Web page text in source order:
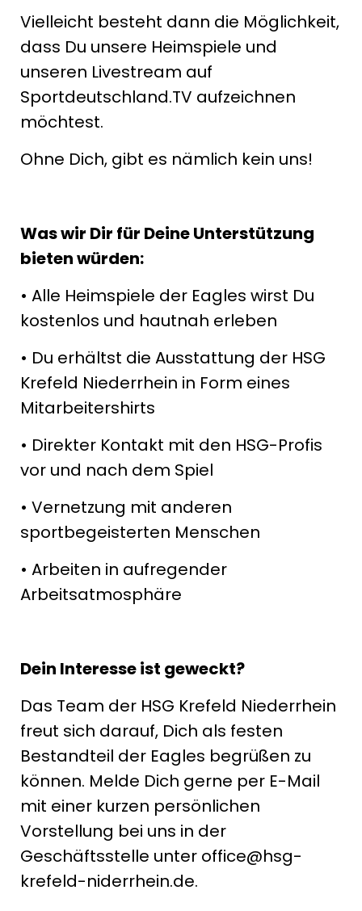
Vielleicht besteht dann die Möglichkeit,
dass Du unsere Heimspiele und
unseren Livestream auf
Sportdeutschland.TV aufzeichnen
möchtest.
Ohne Dich, gibt es nämlich kein uns!
Was wir Dir für Deine Unterstützung
bieten würden:
• Alle Heimspiele der Eagles wirst Du
kostenlos und hautnah erleben
• Du erhältst die Ausstattung der HSG
Krefeld Niederrhein in Form eines
Mitarbeitershirts
• Direkter Kontakt mit den HSG-Profis
vor und nach dem Spiel
• Vernetzung mit anderen
sportbegeisterten Menschen
• Arbeiten in aufregender
Arbeitsatmosphäre
Dein Interesse ist geweckt?
Das Team der HSG Krefeld Niederrhein
freut sich darauf, Dich als festen
Bestandteil der Eagles begrüßen zu
können. Melde Dich gerne per E-Mail
mit einer kurzen persönlichen
Vorstellung bei uns in der
Geschäftsstelle unter office@hsg-
krefeld-niderrhein.de.